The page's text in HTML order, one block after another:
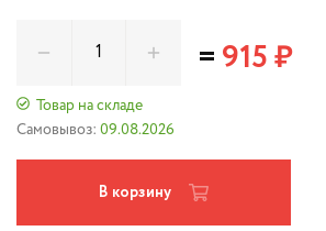
Товар на складе
Самовывоз: 09.08.2026
=915 ₽
В корзину